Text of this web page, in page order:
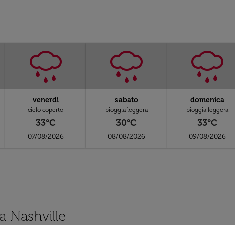
venerdì
cielo coperto
33°C
07/08/2026
sabato
pioggia leggera
30°C
08/08/2026
domenica
pioggia leggera
33°C
09/08/2026
Nashville